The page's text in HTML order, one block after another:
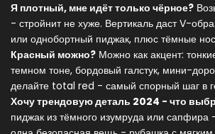
Я плотный, мне идёт только чёрное?
- стройнит не хуже. Вертикаль даст V-
или однобортный пиджак, плюс тёмные
Красный можно? Можно как акцент:
темном тоне, бордовый галстук, мини-
делайте total red - самый спорный шаг в
Хочу трендовую деталь 2024 - что
пиджак из тёмного изумруда или